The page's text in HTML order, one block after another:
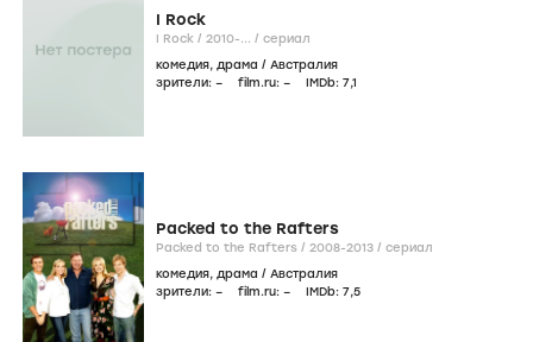
I Rock
I Rock / 2010-... / сериал
комедия, драма / Австралия
зрители: – film.ru: – IMDb: 7,1
Packed to the Rafters
Packed to the Rafters / 2008-2013 / сериал
комедия, драма / Австралия
зрители: – film.ru: – IMDb: 7,5